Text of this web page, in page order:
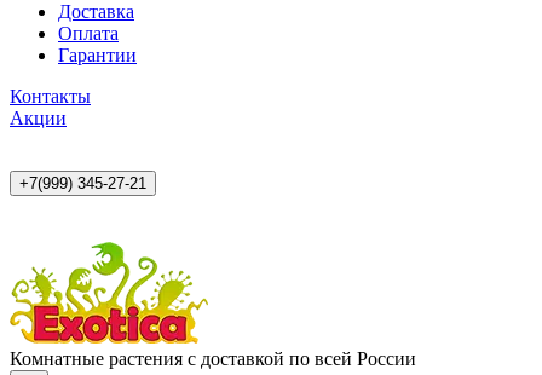
Доставка
Оплата
Гарантии
Контакты
Акции
+7(999) 345-27-21
Комнатные растения с доставкой по всей России